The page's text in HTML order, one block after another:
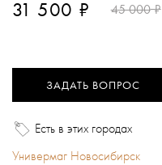
31 500 ₽ 45 000₽
ЗАДАТЬ ВОПРОС
Есть в этих городах
Универмаг Новосибирск